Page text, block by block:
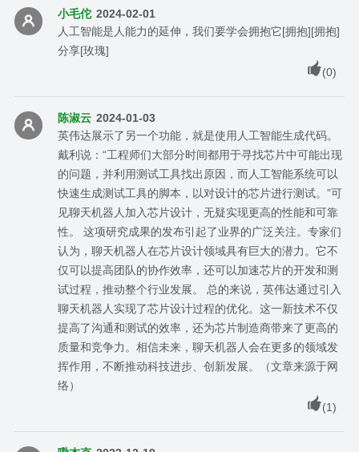
小毛佗 2024-02-01
人工智能是人能力的延伸，我们要学会拥抱它[拥抱][拥抱]
分享[玫瑰]
(0)
陈淑云 2024-01-03
英伟达展示了另一个功能，就是使用人工智能生成代码。
戴利说：“工程师们大部分时间都用于寻找芯片中可能出现
的问题，并利用测试工具找出原因，而人工智能系统可以
快速生成测试工具的脚本，以对设计的芯片进行测试。”可
见聊天机器人加入芯片设计，无疑实现更高的性能和可靠
性。 这项研究成果的发布引起了业界的广泛关注。专家们
认为，聊天机器人在芯片设计领域具有巨大的潜力。它不
仅可以提高团队的协作效率，还可以加速芯片的开发和测
试过程，推动整个行业发展。 总的来说，英伟达通过引入
聊天机器人实现了芯片设计过程的优化。这一新技术不仅
提高了沟通和测试的效率，还为芯片制造商带来了更高的
质量和竞争力。相信未来，聊天机器人会在更多的领域发
挥作用，不断推动科技进步、创新发展。（文章来源于网
络）
(1)